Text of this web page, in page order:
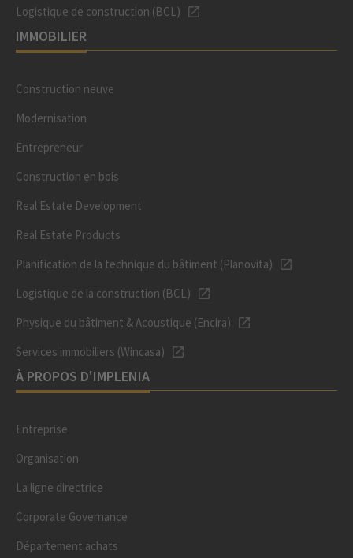
Logistique de construction (BCL)
IMMOBILIER
Construction neuve
Modernisation
Entrepreneur
Construction en bois
Real Estate Development
Real Estate Products
Planification de la technique du bâtiment (Planovita)
Logistique de la construction (BCL)
Physique du bâtiment & Acoustique (Encira)
Services immobiliers (Wincasa)
À PROPOS D'IMPLENIA
Entreprise
Organisation
La ligne directrice
Corporate Governance
Département achats